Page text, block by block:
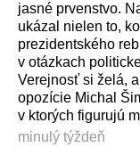
jasné prvenstvo.
ukázal nielen to,
prezidentského
v otázkach
Verejnosť si želá,
opozície Michal
v ktorých figurujú
minulý týždeň